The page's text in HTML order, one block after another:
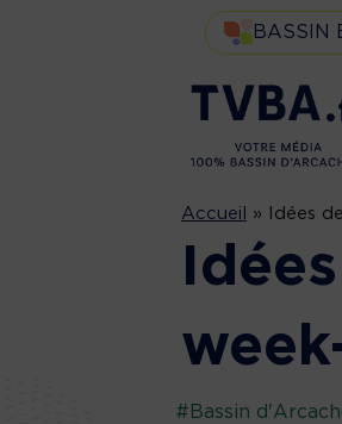
BASSIN
Accueil » Idées
#Bassin